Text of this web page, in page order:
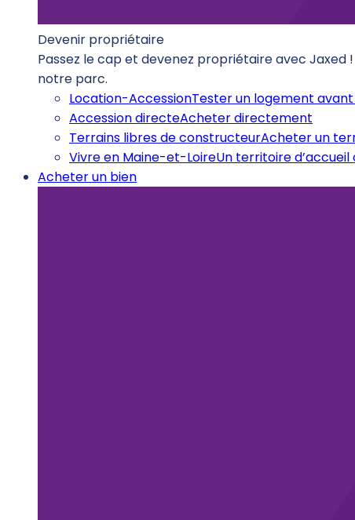
Devenir propriétaire
Passez le cap et devenez propriétaire avec Jaxed
notre parc.
Location-AccessionTester un logement
Accession directeAcheter directement
Terrains libres de constructeurAcheter un
Vivre en Maine-et-LoireUn territoire
Acheter un bien